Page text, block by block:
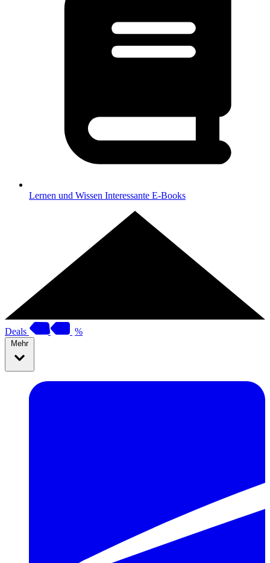
Lernen und Wissen Interessante E-Books
Deals %
Mehr